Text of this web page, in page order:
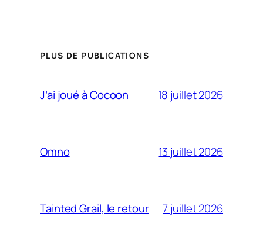
PLUS DE PUBLICATIONS
J’ai joué à Cocoon 18 juillet 2026
Omno 13 juillet 2026
Tainted Grail, le retour 7 juillet 2026